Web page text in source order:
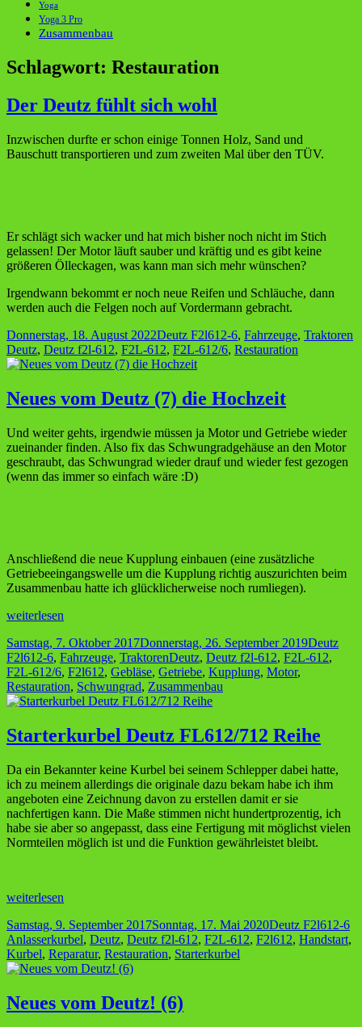
Yoga
Yoga 3 Pro
Zusammenbau
Schlagwort: Restauration
Der Deutz fühlt sich wohl
Inzwischen durfte er schon einige Tonnen Holz, Sand und
Bauschutt transportieren und zum zweiten Mal über den TÜV.
Er schlägt sich wacker und hat mich bisher noch nicht im Stich
gelassen! Der Motor läuft sauber und kräftig und es gibt keine
größeren Ölleckagen, was kann man sich mehr wünschen?
Irgendwann bekommt er noch neue Reifen und Schläuche, dann
werden auch die Felgen noch auf Vordermann gebracht.
Veröffentlicht
am
Donnerstag, 18. August 2022Kategorien
Deutz F2l612-6, Fahrzeuge, Traktoren
Deutz, Deutz f2l-612, F2L-612, F2L-612/6, Restauration
Neues vom Deutz (7) die Hochzeit
Und weiter gehts, irgendwie müssen ja Motor und Getriebe wieder
zueinander finden. Also fix das Schwungradgehäuse an den Motor
geschraubt, das Schwungrad wieder drauf und wieder fest gezogen
(wenn das immer so einfach wäre :D)
Anschließend die neue Kupplung einbauen (eine zusätzliche
Getriebeeingangswelle um die Kupplung richtig auszurichten beim
Zusammenbau hatte ich glücklicherweise noch rumliegen).
Neues
Deutz
(7)
die
Hochzeit
weiterlesen
Veröffentlicht
am
Samstag, 7. Oktober 2017Donnerstag, 26. September 2019Deutz
F2l612-6, Fahrzeuge, TraktorenSchlagwörter
Deutz, Deutz f2l-612, F2L-612,
F2L-612/6, F2l612, Gebläse, Getriebe, Kupplung, Motor,
Restauration, Schwungrad, Zusammenbau
Starterkurbel Deutz FL612/712 Reihe
Da ein Bekannter keine Kurbel bei seinem Schlepper dabei hatte,
ich zu meinem allerdings die originale dazu bekam habe ich ihm
angeboten eine Zeichnung davon zu erstellen damit er sie
nachfertigen kann. Die Maße stimmen nicht hundertprozentig, ich
habe sie aber so angepasst, dass eine Fertigung mit möglichst vielen
Normteilen möglich ist und die Funktion gewährleistet bleibt.
Starterkurbel
FL612/712
Reihe
weiterlesen
Veröffentlicht
am
Samstag, 9. September 2017Sonntag, 17. Mai 2020Kategorien
Deutz F2l612-6
Anlasserkurbel, Deutz, Deutz f2l-612, F2L-612, F2l612, Handstart,
Kurbel, Reparatur, Restauration, Starterkurbel
Neues vom Deutz! (6)